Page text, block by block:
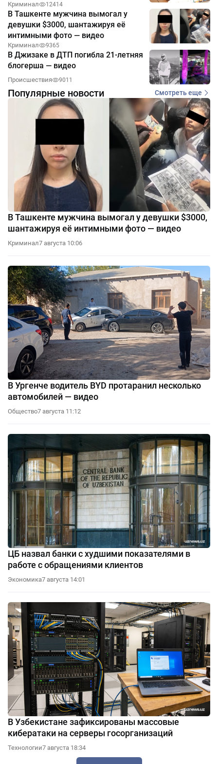
Криминал 12414
В Ташкенте мужчина вымогал у
девушки $3000, шантажируя её
интимными фото — видео
Криминал 9365
В Джизаке в ДТП погибла 21-летняя
блогерша — видео
Происшествия 9011
Популярные новости Смотреть еще
В Ташкенте мужчина вымогал у девушки $3000,
шантажируя её интимными фото — видео
Криминал7 августа 10:06
В Ургенче водитель BYD протаранил несколько
автомобилей — видео
Общество7 августа 11:12
ЦБ назвал банки с худшими показателями в
работе с обращениями клиентов
Экономика7 августа 14:01
В Узбекистане зафиксированы массовые
кибератаки на серверы госорганизаций
Технологии7 августа 18:34